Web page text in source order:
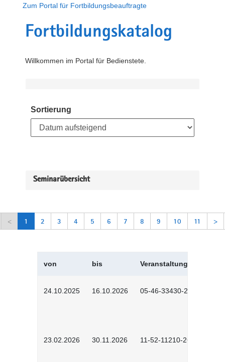
Zum Portal für Fortbildungsbeauftragte
Fortbildungskatalog
Willkommen im Portal für Bedienstete.
Sortierung
Seminarübersicht
< 1 2 3 4 5 6 7 8 9 10 11 >
von bis Veranstaltungskürzel
24.10.2025 16.10.2026 05-46-33430-2501
23.02.2026 30.11.2026 11-52-11210-2602